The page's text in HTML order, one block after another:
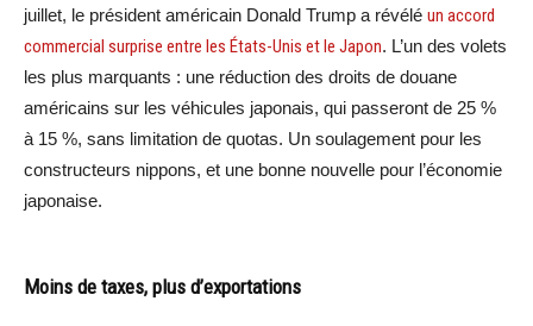
juillet, le président américain Donald Trump a révélé un accord
commercial surprise entre les États-Unis et le Japon. L’un des volets
les plus marquants : une réduction des droits de douane
américains sur les véhicules japonais, qui passeront de 25 %
à 15 %, sans limitation de quotas. Un soulagement pour les
constructeurs nippons, et une bonne nouvelle pour l’économie
japonaise.
Moins de taxes, plus d’exportations